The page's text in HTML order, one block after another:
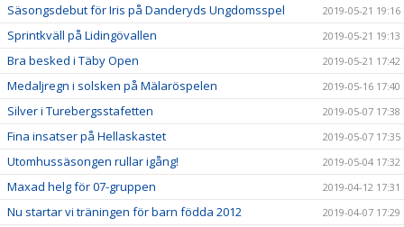
Säsongsdebut för Iris på Danderyds Ungdomsspel 2019-05-21 19:16
Sprintkväll på Lidingövallen 2019-05-21 19:13
Bra besked i Täby Open 2019-05-21 17:42
Medaljregn i solsken på Mälaröspelen 2019-05-16 17:40
Silver i Turebergsstafetten 2019-05-07 17:38
Fina insatser på Hellaskastet 2019-05-07 17:35
Utomhussäsongen rullar igång! 2019-05-04 17:32
Maxad helg för 07-gruppen 2019-04-12 17:31
Nu startar vi träningen för barn födda 2012 2019-04-07 17:29